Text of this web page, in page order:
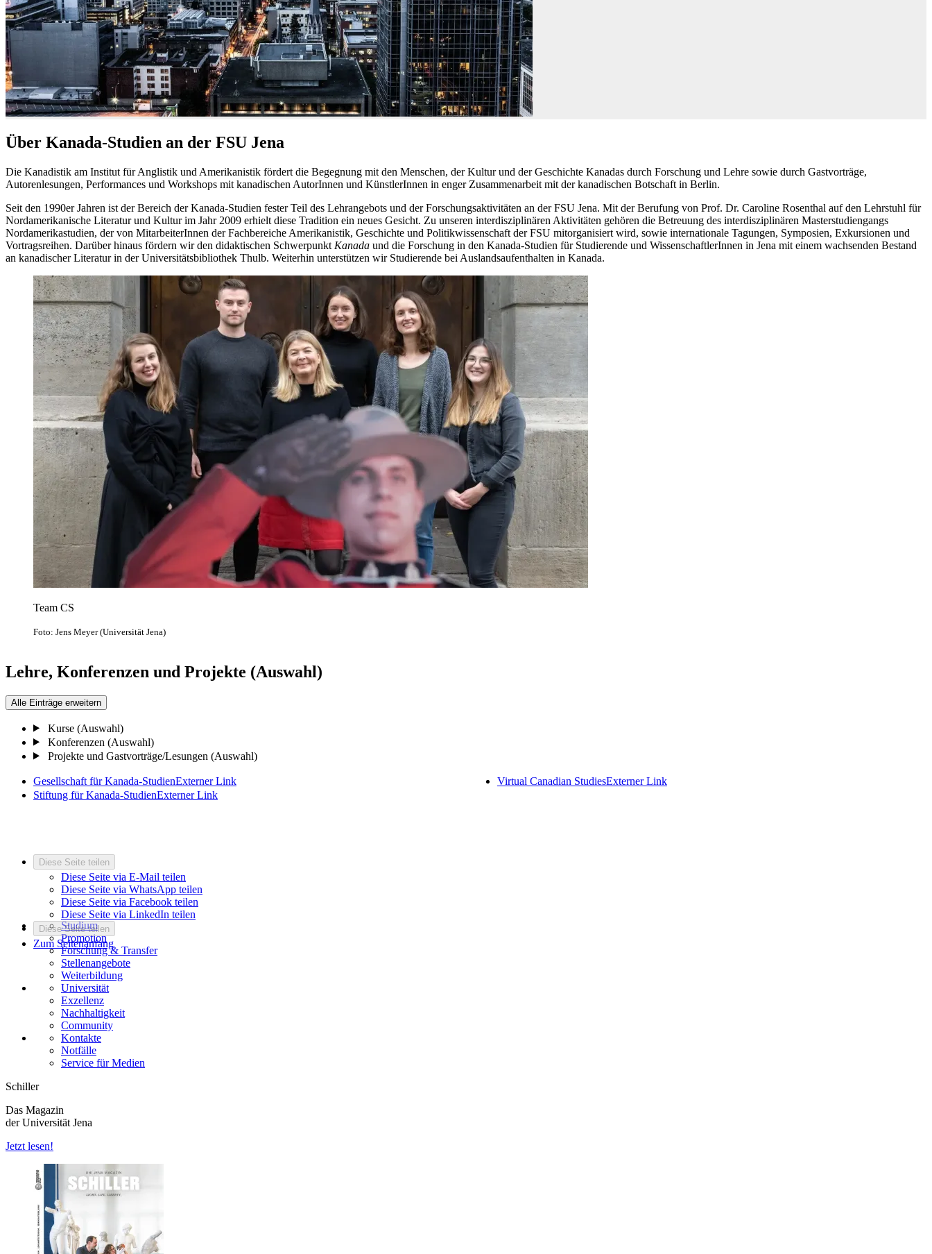
Über Kanada-Studien an der FSU Jena
Die Kanadistik am Institut für Anglistik und Amerikanistik fördert die Begegnung mit den Menschen, der Kultur und der Geschichte Kanadas durch Forschung und Lehre sowie durch Gastvorträge,
Autorenlesungen, Performances und Workshops mit kanadischen AutorInnen und KünstlerInnen in enger Zusammenarbeit mit der kanadischen Botschaft in Berlin.
Seit den 1990er Jahren ist der Bereich der Kanada-Studien fester Teil des Lehrangebots und der Forschungsaktivitäten an der FSU Jena. Mit der Berufung von Prof. Dr. Caroline Rosenthal auf den Lehrstuhl für
Nordamerikanische Literatur und Kultur im Jahr 2009 erhielt diese Tradition ein neues Gesicht. Zu unseren interdisziplinären Aktivitäten gehören die Betreuung des interdisziplinären Masterstudiengangs
Nordamerikastudien, der von MitarbeiterInnen der Fachbereiche Amerikanistik, Geschichte und Politikwissenschaft der FSU mitorganisiert wird, sowie internationale Tagungen, Symposien, Exkursionen und
Vortragsreihen. Darüber hinaus fördern wir den didaktischen Schwerpunkt Kanada und die Forschung in den Kanada-Studien für Studierende und WissenschaftlerInnen in Jena mit einem wachsenden Bestand
an kanadischer Literatur in der Universitätsbibliothek Thulb. Weiterhin unterstützen wir Studierende bei Auslandsaufenthalten in Kanada.
Team CS
Foto: Jens Meyer (Universität Jena)
Lehre, Konferenzen und Projekte (Auswahl)
Alle Einträge erweitern
Kurse (Auswahl)
Konferenzen (Auswahl)
Projekte und Gastvorträge/Lesungen (Auswahl)
Gesellschaft für Kanada-StudienExterner Link
Stiftung für Kanada-StudienExterner Link
Virtual Canadian StudiesExterner Link
Diese Seite teilen
Diese Seite via E-Mail teilen
Diese Seite via WhatsApp teilen
Diese Seite via Facebook teilen
Diese Seite via LinkedIn teilen
Diese Seite teilen
Zum Seitenanfang
Studium
Promotion
Forschung & Transfer
Stellenangebote
Weiterbildung
Universität
Exzellenz
Nachhaltigkeit
Community
Kontakte
Notfälle
Service für Medien
Schiller
Das Magazin
der Universität Jena
Jetzt lesen!